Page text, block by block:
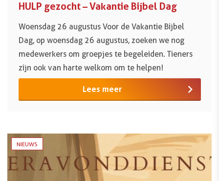
HULP gezocht – Vakantie Bijbel Dag
Woensdag 26 augustus Voor de Vakantie Bijbel
Dag, op woensdag 26 augustus, zoeken we nog
medewerkers om groepjes te begeleiden. Tieners
zijn ook van harte welkom om te helpen!
Lees meer
NIEUWS